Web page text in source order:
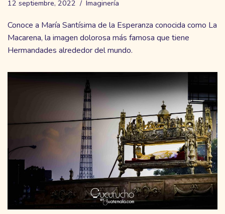
12 septiembre, 2022 Imaginería
Conoce a María Santísima de la Esperanza conocida como La
Macarena, la imagen dolorosa más famosa que tiene
Hermandades alrededor del mundo.